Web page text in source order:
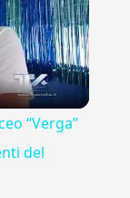
“Verga”
del